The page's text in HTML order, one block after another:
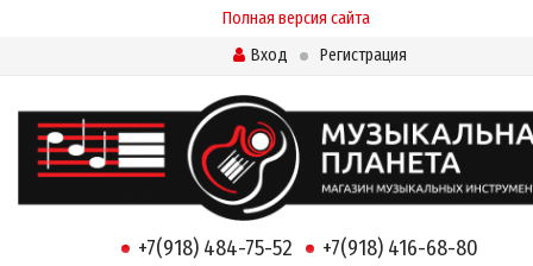
Полная версия сайта
Вход
Регистрация
+7(918) 484-75-52 +7(918) 416-68-80